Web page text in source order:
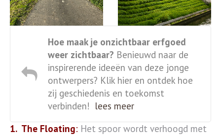
Hoe maak je onzichtbaar erfgoed
weer zichtbaar? Benieuwd naar de
inspirerende ideeën van deze jonge
ontwerpers? Klik hier en ontdek hoe
zij geschiedenis en toekomst
verbinden! lees meer
1. The Floating: Het spoor wordt verhoogd met